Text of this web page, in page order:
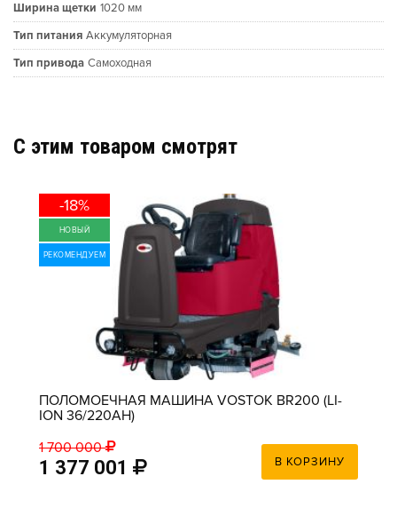
Ширина щетки 1020 мм
Тип питания Аккумуляторная
Тип привода Самоходная
C этим товаром смотрят
-18%
НОВЫЙ
РЕКОМЕНДУЕМ
ПОЛОМОЕЧНАЯ МАШИНА VOSTOK BR200 (LI-
ION 36/220AH)
1 700 000
1 377 001 В КОРЗИНУ